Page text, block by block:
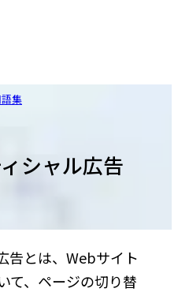
語集
シャル広告
告とは、Webサイト
て、ページの切り替